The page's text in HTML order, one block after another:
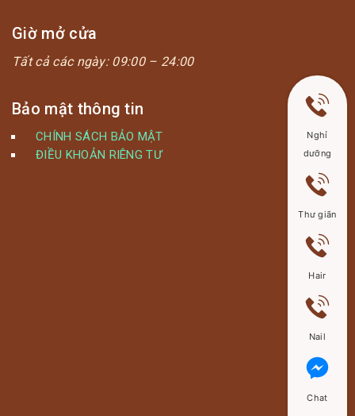
Giờ mở cửa
Tất cả các ngày: 09:00 – 24:00
Bảo mật thông tin
CHÍNH SÁCH BẢO MẬT
ĐIỀU KHOẢN RIÊNG TƯ
Nghỉ
dưỡng
Thư giãn
Hair
Nail
Chat